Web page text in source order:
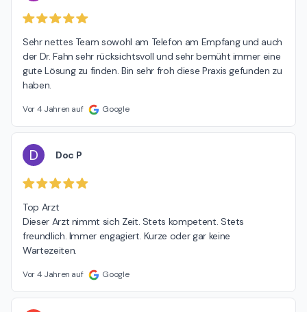
Sehr nettes Team sowohl am Telefon am Empfang und auch
der Dr. Fahn sehr rücksichtsvoll und sehr bemüht immer eine
gute Lösung zu finden. Bin sehr froh diese Praxis gefunden zu
haben.
Vor 4 Jahren auf Google
D Doc P
Top Arzt
Dieser Arzt nimmt sich Zeit. Stets kompetent. Stets
freundlich. Immer engagiert. Kurze oder gar keine
Wartezeiten.
Vor 4 Jahren auf Google